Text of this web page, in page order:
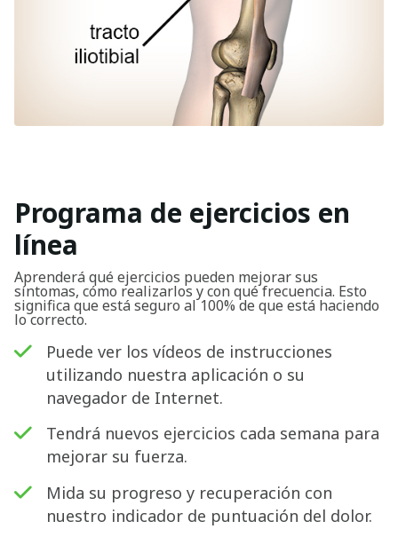
Buscar
Programa de ejercicios en
línea
Aprenderá qué ejercicios pueden mejorar sus
síntomas, cómo realizarlos y con qué frecuencia. Esto
significa que está seguro al 100% de que está haciendo
lo correcto.
Puede ver los vídeos de instrucciones
utilizando nuestra aplicación o su
navegador de Internet.
Tendrá nuevos ejercicios cada semana para
mejorar su fuerza.
Mida su progreso y recuperación con
nuestro indicador de puntuación del dolor.